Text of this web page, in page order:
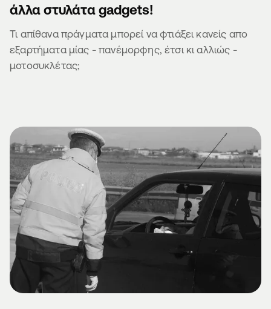
άλλα στυλάτα gadgets!
Τι απίθανα πράγματα μπορεί να φτιάξει κανείς απο
εξαρτήματα μίας - πανέμορφης, έτσι κι αλλιώς -
μοτοσυκλέτας;